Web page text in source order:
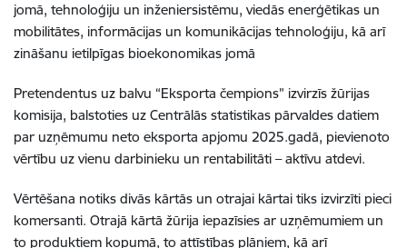
jomā, tehnoloģiju un inženiersistēmu, viedās enerģētikas un
mobilitātes, informācijas un komunikācijas tehnoloģiju, kā arī
zināšanu ietilpīgas bioekonomikas jomā
Pretendentus uz balvu “Eksporta čempions” izvirzīs žūrijas
komisija, balstoties uz Centrālās statistikas pārvaldes datiem
par uzņēmumu neto eksporta apjomu 2025.gadā, pievienoto
vērtību uz vienu darbinieku un rentabilitāti – aktīvu atdevi.
Vērtēšana notiks divās kārtās un otrajai kārtai tiks izvirzīti pieci
komersanti. Otrajā kārtā žūrija iepazīsies ar uzņēmumiem un
to produktiem kopumā, to attīstības plāniem, kā arī